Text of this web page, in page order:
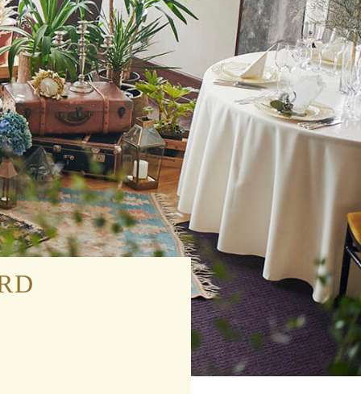
紹介キャンペーン
採用情報
成約者サイト
Bridal Fair